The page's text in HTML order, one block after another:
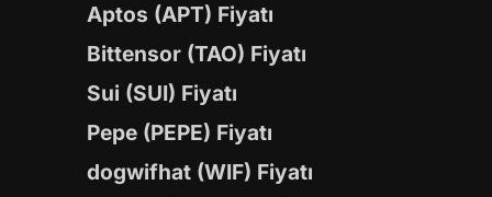
Aptos (APT) Fiyatı
Bittensor (TAO) Fiyatı
Sui (SUI) Fiyatı
Pepe (PEPE) Fiyatı
dogwifhat (WIF) Fiyatı